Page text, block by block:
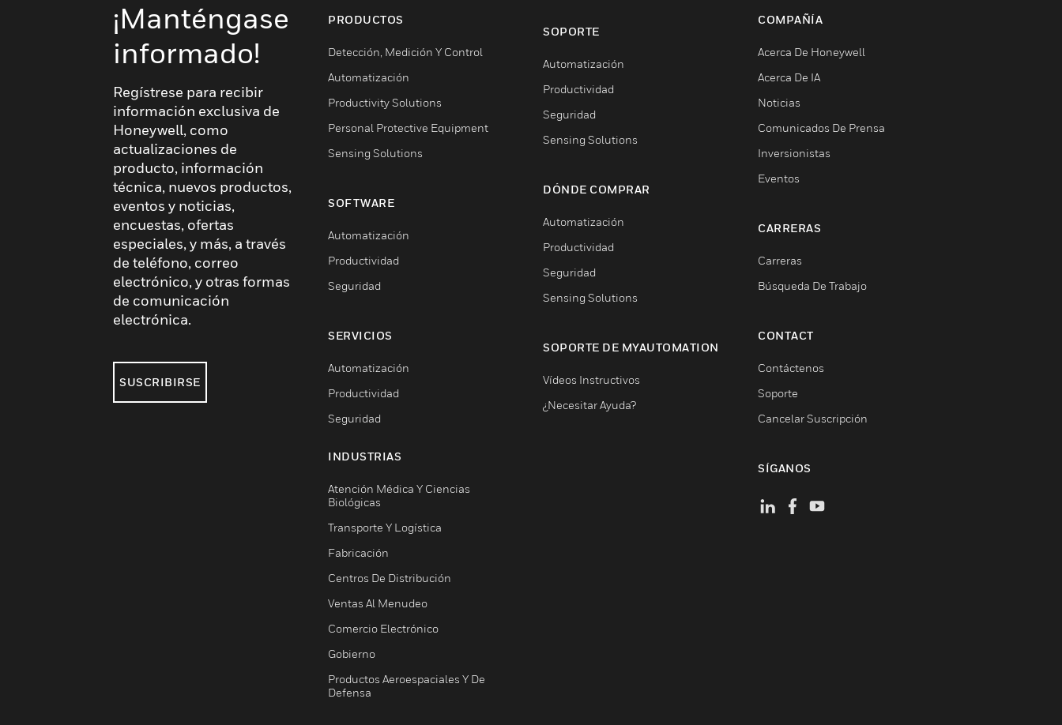
¡Manténgase
informado!
Regístrese para recibir
información exclusiva de
Honeywell, como
actualizaciones de
producto, información
técnica, nuevos productos,
eventos y noticias,
encuestas, ofertas
especiales, y más, a través
de teléfono, correo
electrónico, y otras formas
de comunicación
electrónica.
SUSCRIBIRSE
PRODUCTOS
Detección, Medición Y Control
Automatización
Productivity Solutions
Personal Protective Equipment
Sensing Solutions
SOFTWARE
Automatización
Productividad
Seguridad
SERVICIOS
Automatización
Productividad
Seguridad
INDUSTRIAS
Atención Médica Y Ciencias
Biológicas
Transporte Y Logística
Fabricación
Centros De Distribución
Ventas Al Menudeo
Comercio Electrónico
Gobierno
Productos Aeroespaciales Y De
Defensa
SOPORTE
Automatización
Productividad
Seguridad
Sensing Solutions
DÓNDE COMPRAR
Automatización
Productividad
Seguridad
Sensing Solutions
SOPORTE DE MYAUTOMATION
Vídeos Instructivos
¿Necesitar Ayuda?
COMPAÑÍA
Acerca De Honeywell
Acerca De IA
Noticias
Comunicados De Prensa
Inversionistas
Eventos
CARRERAS
Carreras
Búsqueda De Trabajo
CONTACT
Contáctenos
Soporte
Cancelar Suscripción
SÍGANOS